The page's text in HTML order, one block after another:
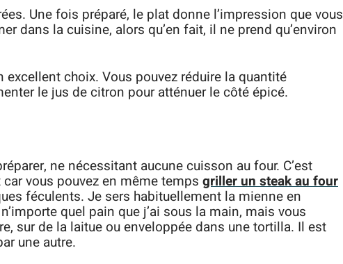
Une fois préparé, le plat donne l’impression que vous
dans la cuisine, alors qu’en fait, il ne prend qu’environ
excellent choix. Vous pouvez réduire la quantité
le jus de citron pour atténuer le côté épicé.
ne nécessitant aucune cuisson au four. C’est
vous pouvez en même temps griller un steak au four
féculents. Je sers habituellement la mienne en
quel pain que j’ai sous la main, mais vous
sur de la laitue ou enveloppée dans une tortilla. Il est
une autre.